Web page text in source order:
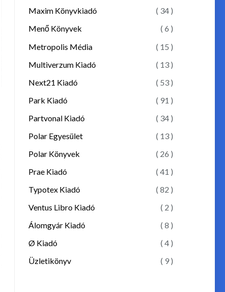
Maxim Könyvkiadó
( 34 )
Menő Könyvek
( 6 )
Metropolis Média
( 15 )
Multiverzum Kiadó
( 13 )
Next21 Kiadó
( 53 )
Park Kiadó
( 91 )
Partvonal Kiadó
( 34 )
Polar Egyesület
( 13 )
Polar Könyvek
( 26 )
Prae Kiadó
( 41 )
Typotex Kiadó
( 82 )
Ventus Libro Kiadó
( 2 )
Álomgyár Kiadó
( 8 )
Ø Kiadó
( 4 )
Üzletikönyv
( 9 )